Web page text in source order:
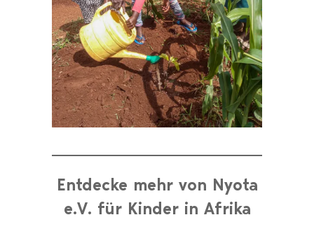
Entdecke mehr von Nyota
e.V. für Kinder in Afrika